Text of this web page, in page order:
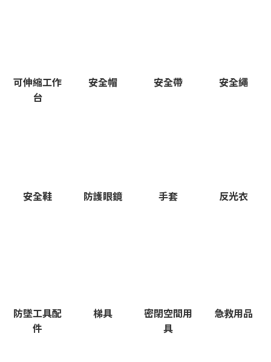
可伸縮工作
台
安全帽 安全帶 安全繩
安全鞋 防護眼鏡 手套 反光衣
防墜工具配
件
梯具
密閉空間用
具
急救用品